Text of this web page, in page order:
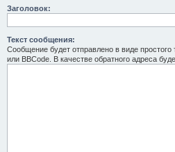
Заголовок:
Текст сообщения:
Сообщение будет отправлено в виде простого
или BBCode. В качестве обратного адреса